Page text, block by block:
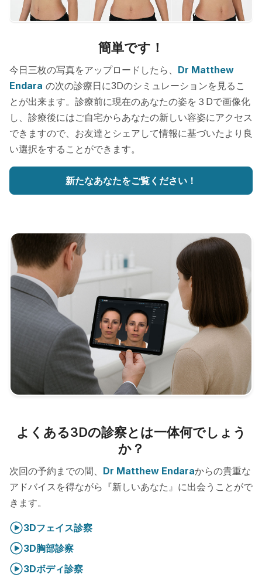
簡単です！
今日三枚の写真をアップロードしたら、 Dr Matthew
Endara の次の診療日に3Dのシミュレーションを見るこ
とが出来ます。診療前に現在のあなたの姿を３Dで画像化
し、診療後にはご自宅からあなたの新しい容姿にアクセス
できますので、お友達とシェアして情報に基づいたより良
い選択をすることができます。
新たなあなたをご覧ください！
よくある3Dの診察とは一体何でしょう
か？
次回の予約までの間、 Dr Matthew Endaraからの貴重な
アドバイスを得ながら『新しいあなた』に出会うことがで
きます。
3Dフェイス診察
3D胸部診察
3Dボディ診察